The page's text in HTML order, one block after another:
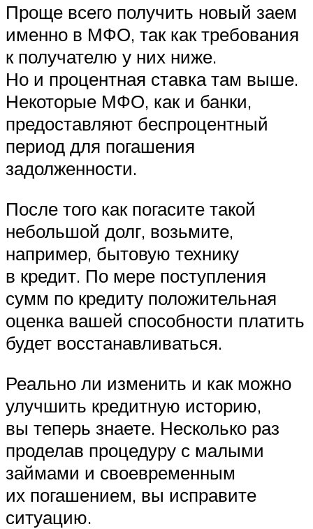
Проще всего получить новый заем
именно в МФО, так как требования
к получателю у них ниже.
Но и процентная ставка там выше.
Некоторые МФО, как и банки,
предоставляют беспроцентный
период для погашения
задолженности.
После того как погасите такой
небольшой долг, возьмите,
например, бытовую технику
в кредит. По мере поступления
сумм по кредиту положительная
оценка вашей способности платить
будет восстанавливаться.
Реально ли изменить и как можно
улучшить кредитную историю,
вы теперь знаете. Несколько раз
проделав процедуру с малыми
займами и своевременным
их погашением, вы исправите
ситуацию.